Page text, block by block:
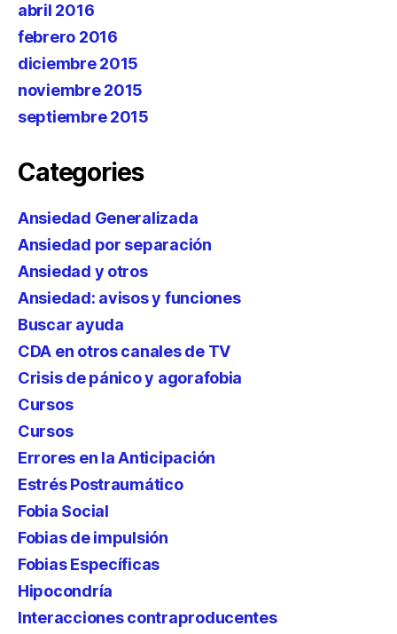
abril 2016
febrero 2016
diciembre 2015
noviembre 2015
septiembre 2015
Categories
Ansiedad Generalizada
Ansiedad por separación
Ansiedad y otros
Ansiedad: avisos y funciones
Buscar ayuda
CDA en otros canales de TV
Crisis de pánico y agorafobia
Cursos
Cursos
Errores en la Anticipación
Estrés Postraumático
Fobia Social
Fobias de impulsión
Fobias Específicas
Hipocondría
Interacciones contraproducentes